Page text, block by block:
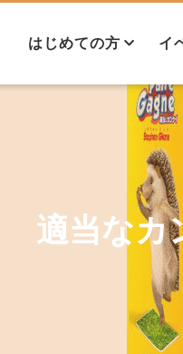
はじめての方
初心者の方へ
交流会について
コンセプト
代表プロフィール
イ
適当なカ